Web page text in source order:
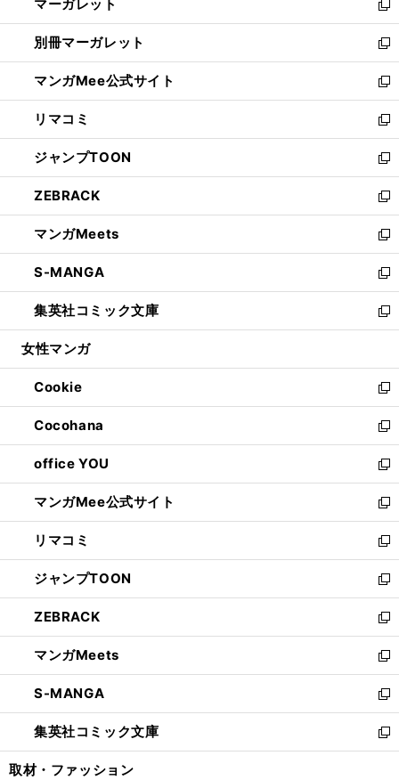
く
で
開
く
ド
ウ
で
開
く
い
ウ
ィ
ン
ド
ウ
で
開
く
マーガレット
新
し
い
ウ
ィ
ン
ド
ウ
で
開
く
別冊マーガレット
新
し
い
ウ
ィ
ン
ド
ウ
で
開
く
マンガMee公式サイト
新
し
い
ウ
ィ
ン
ド
ウ
で
開
く
リマコミ
新
し
い
ウ
ィ
ン
ド
ウ
で
開
く
ジャンプTOON
新
し
い
ウ
ィ
ン
ド
ウ
で
開
ZEBRACK
新
し
い
ウ
ィ
ン
ド
ウ
開
く
マンガMeets
新
し
い
ウ
ィ
ン
ウ
で
開
く
S-MANGA
新
し
い
ウ
ン
ド
ウ
で
開
く
集英社コミック文庫
新
し
ウ
ィ
ン
ド
ウ
で
開
く
女性マンガ
Cookie
新
し
い
ウ
ィ
ン
ド
ウ
で
開
く
Cocohana
新
し
い
ウ
ィ
ン
ド
ウ
で
開
く
office YOU
新
し
い
ウ
ィ
ン
ド
ウ
で
開
く
マンガMee公式サイト
新
し
い
ウ
ィ
ン
ド
ウ
で
開
く
リマコミ
新
し
い
ウ
ィ
ン
ド
ウ
で
開
く
ジャンプTOON
新
し
い
ウ
ィ
ン
ド
ウ
で
開
ZEBRACK
新
し
い
ウ
ィ
ン
ド
ウ
マンガMeets
新
し
い
ウ
ィ
ン
S-MANGA
新
し
い
ウ
集英社コミック文庫
新
し
取材・ファッション